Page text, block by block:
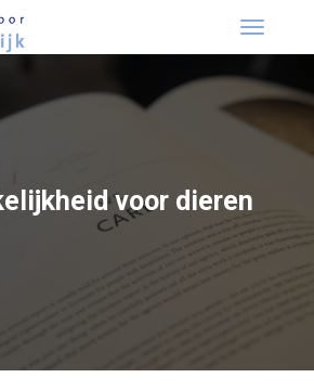
voor dieren